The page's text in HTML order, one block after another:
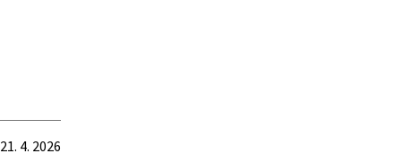
21. 4. 2026